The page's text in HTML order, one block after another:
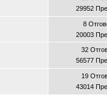
29952
8
20003
32
56577
19
43014